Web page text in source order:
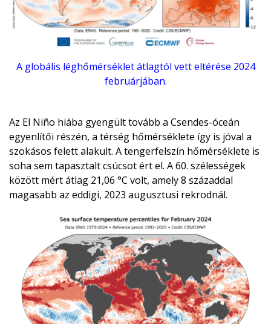
A globális léghőmérséklet átlagtól vett eltérése 2024
februárjában.
Az El Niño hiába gyengült tovább a Csendes-óceán
egyenlítői részén, a térség hőmérséklete így is jóval a
szokásos felett alakult. A tengerfelszín hőmérséklete is
soha sem tapasztalt csúcsot ért el. A 60. szélességek
között mért átlag 21,06 °C volt, amely 8 századdal
magasabb az eddigi, 2023 augusztusi rekrodnál.